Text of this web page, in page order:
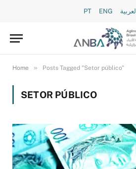
PT ENG العربية
Home » Posts Tagged "Setor público"
SETOR PÚBLICO